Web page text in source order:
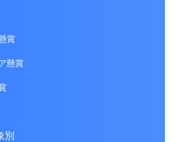
賞
懸賞
別